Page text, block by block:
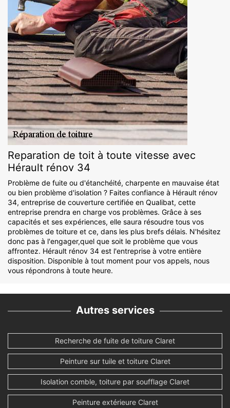
Reparation de toit à toute vitesse avec
Hérault rénov 34
Problème de fuite ou d'étanchéité, charpente en mauvaise état
ou bien problème d'isolation ? Faites confiance à Hérault rénov
34, entreprise de couverture certifiée en Qualibat, cette
entreprise prendra en charge vos problèmes. Grâce à ses
capacités et ses expériences, elle saura résoudre tous vos
problèmes de toiture et ce, dans les plus brefs délais. N'hésitez
donc pas à l'engager,quel que soit le problème que vous
affrontez. Hérault rénov 34 est l'entreprise à votre entière
disposition. Disponible à tout moment pour vos appels, nous
vous répondrons à toute heure.
Autres services
Recherche de fuite de toiture Claret
Peinture sur tuile et toiture Claret
Isolation comble, toiture par soufflage Claret
Peinture extérieure Claret